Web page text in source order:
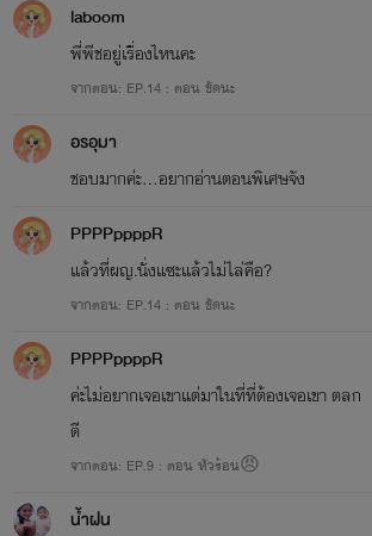
laboom
พี่พีชอยู่เรื่องไหนคะ
จากตอน: EP.14 : ตอน ชัดนะ
อรอุมา
ชอบมากค่ะ...อยากอ่านตอนพิเศษจัง
PPPPppppR
แล้วที่ผญ.นั่งแซะแล้วไม่ไล่คือ?
จากตอน: EP.14 : ตอน ชัดนะ
PPPPppppR
ค่ะไม่อยากเจอเขาแต่มาในที่ที่ต้องเจอเขา ตลก
ดี
จากตอน: EP.9 : ตอน หัวร้อน😠
น้ำฝน